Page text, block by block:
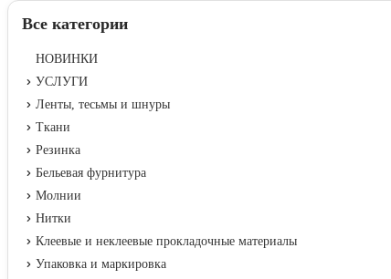
Все категории
НОВИНКИ
УСЛУГИ
Ленты, тесьмы и шнуры
Ткани
Резинка
Бельевая фурнитура
Молнии
Нитки
Клеевые и неклеевые прокладочные материалы
Упаковка и маркировка